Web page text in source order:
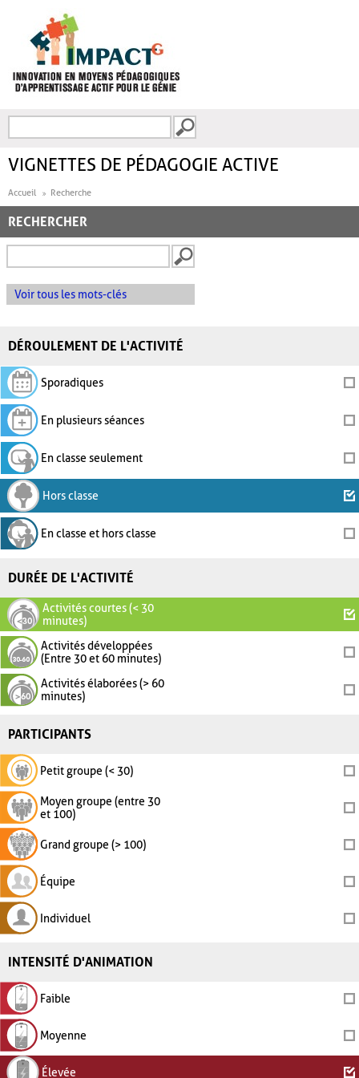
FORMULAIRE DE
VIGNETTES DE PÉDAGOGIE ACTIVE
Accueil Recherche
RECHERCHER
Voir tous les mots-clés
DÉROULEMENT DE L'ACTIVITÉ
Sporadiques
En plusieurs séances
En classe seulement
Hors classe
En classe et hors classe
DURÉE DE L'ACTIVITÉ
Activités courtes (< 30
minutes)
Activités développées
(Entre 30 et 60 minutes)
Activités élaborées (> 60
minutes)
PARTICIPANTS
Petit groupe (< 30)
Moyen groupe (entre 30
et 100)
Grand groupe (> 100)
Équipe
Individuel
INTENSITÉ D'ANIMATION
Faible
Moyenne
Élevée